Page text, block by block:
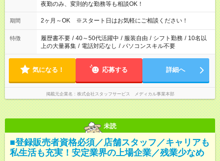
夜勤のみ、変則的な勤務等も相談OK！
期間 2ヶ月～OK ※スタート日はお気軽にご相談ください！
特徴 履歴書不要 / 40～50代活躍中 / 服装自由 / シフト勤務 / 10名以
上の大量募集 / 電話対応なし / パソコンスキル不要
気になる！ 応募する 詳細へ
掲載元企業名 株式会社スタッフサービス メディカル事業本部
未読
■登録販売者資格必須／店舗スタッフ／キャリアも
私生活も充実！安定業界の上場企業／残業少なめ